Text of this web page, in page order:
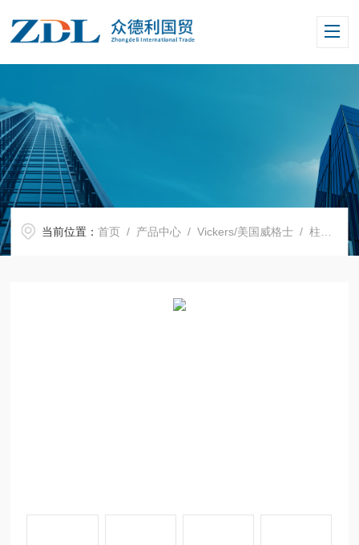
当前位置：首页 / 产品中心 /Vickers/美国威格士 /柱塞泵 /